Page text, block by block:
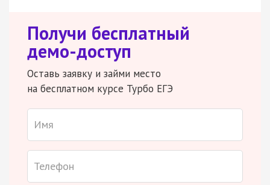
Получи бесплатный
демо-доступ
Оставь заявку и займи место
на бесплатном курсе Турбо ЕГЭ